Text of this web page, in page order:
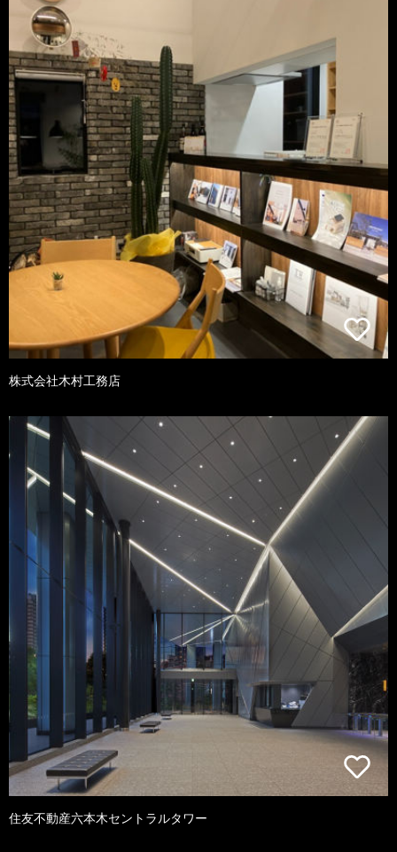
株式会社木村工務店
住友不動産六本木セントラルタワー